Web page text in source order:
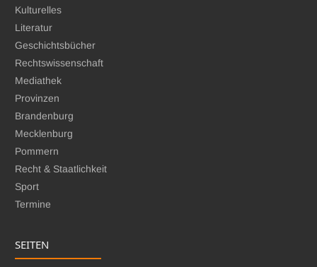
Kulturelles
Literatur
Geschichtsbücher
Rechtswissenschaft
Mediathek
Provinzen
Brandenburg
Mecklenburg
Pommern
Recht & Staatlichkeit
Sport
Termine
SEITEN